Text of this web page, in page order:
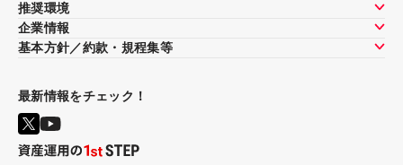
推奨環境
企業情報
基本方針／約款・規程集等
最新情報をチェック！